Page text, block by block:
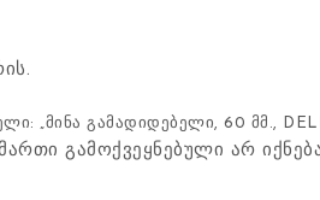
„მინა გამადიდებელი, 60 მმ., DELI
გამოქვეყნებული არ